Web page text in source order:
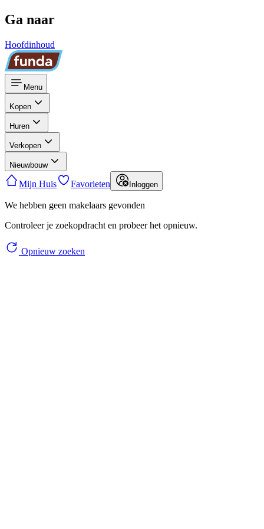
Ga naar
Hoofdinhoud
Menu
Kopen
Huren
Verkopen
Nieuwbouw
Mijn Huis Favorieten Inloggen
We hebben geen makelaars gevonden
Controleer je zoekopdracht en probeer het opnieuw.
Opnieuw zoeken